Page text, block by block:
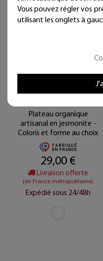
Plateau organique
artisanal en jesmonite -
Coloris et forme au choix
29,00 €
Livraison offerte
(en France métropolitaine)
Expédié sous 24/48h
Vous pouvez régler vos
utilisant les onglets à